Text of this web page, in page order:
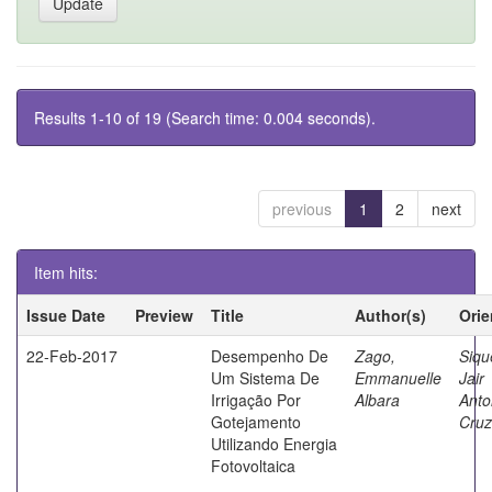
Results 1-10 of 19 (Search time: 0.004 seconds).
previous 1 2 next
Item hits:
Issue Date
Preview Title Author(s)
22-Feb-2017
Desempenho De
Um Sistema De
Irrigação Por
Gotejamento
Utilizando Energia
Fotovoltaica
Zago,
Emmanuelle
Albara
Jair
Cruz